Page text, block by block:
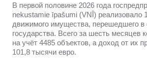
В первой половине 2026 года
nekustamie īpašumi (VNĪ) реализовало
движимого имущества, перешедшего в
государства. Всего за шесть месяцев
на учёт 4485 объектов, а доход от их
101,8 тысячи евро.